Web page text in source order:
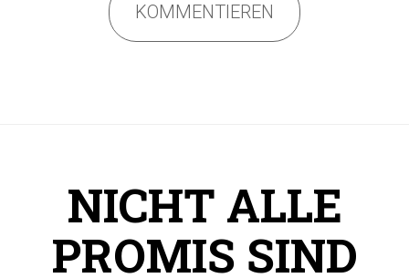
KOMMENTIEREN
NICHT ALLE
PROMIS SIND